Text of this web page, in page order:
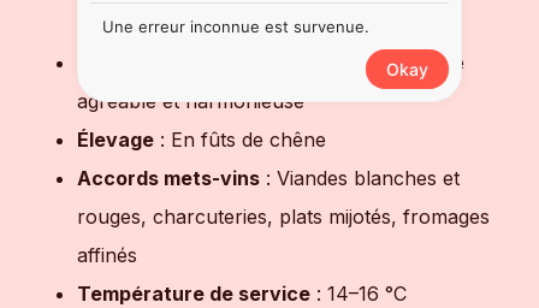
notes épicées et sous-bois
: Souple, ronde, tanins fins, finale
agréable et harmonieuse
Élevage : En fûts de chêne
Accords mets-vins : Viandes blanches et
rouges, charcuteries, plats mijotés, fromages
affinés
Température de service : 14–16 °C
Une erreur inconnue est survenue.
Okay